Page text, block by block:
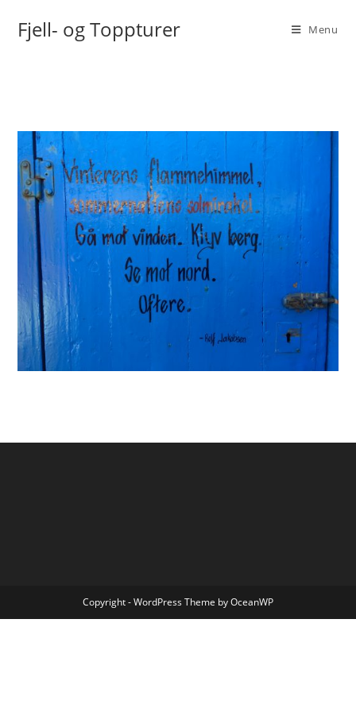
Fjell- og Toppturer Menu
Copyright - WordPress Theme by OceanWP